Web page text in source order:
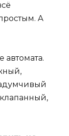
А
автомата.
клапанный,